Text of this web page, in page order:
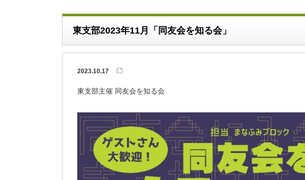
東支部2023年11月「同友会を知る会」
2023.10.17
東支部主催 同友会を知る会